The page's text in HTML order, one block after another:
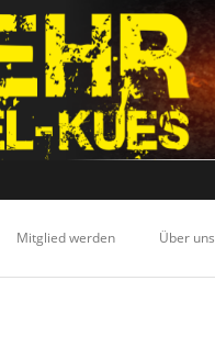
Mitglied werden Über uns